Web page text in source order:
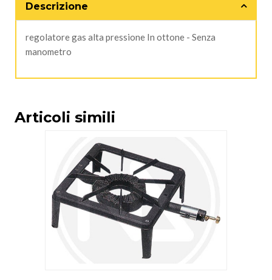
Descrizione
regolatore gas alta pressione In ottone - Senza
manometro
Articoli simili